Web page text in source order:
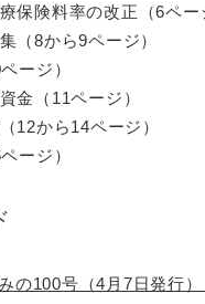
保険料率の改正（6ペー
（8から9ページ）
ージ）
金（11ページ）
12から14ページ）
ージ）
の100号（4月7日発行）